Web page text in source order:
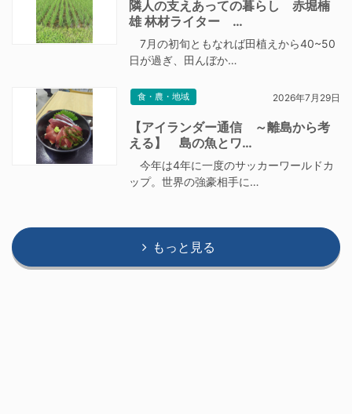
隣人の支えあっての暮らし 赤堀楠
雄 林材ライター …
7月の初旬ともなれば田植えから40~50
日が過ぎ、田んぼか…
食・農・地域 2026年7月29日
【アイランダー通信 ～離島から考
える】 島の魚とワ…
今年は4年に一度のサッカーワールドカ
ップ。世界の強豪相手に…
もっと見る